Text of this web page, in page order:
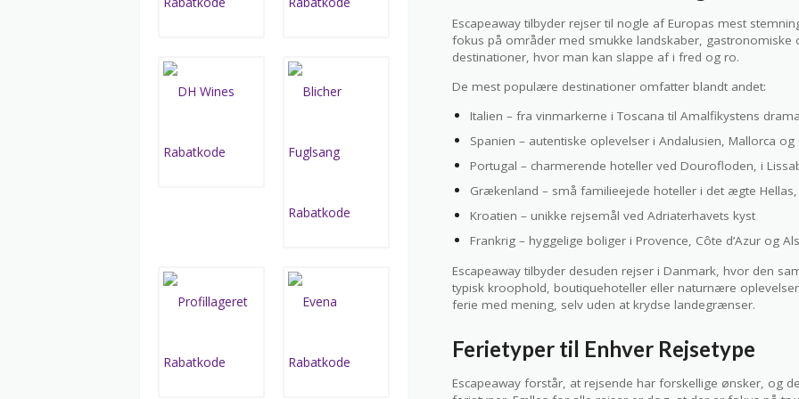
Escapeaway tilbyder rejser til nogle af Europas mest
fokus på områder med smukke landskaber, gastronomiske
destinationer, hvor man kan slappe af i fred og ro.
De mest populære destinationer omfatter blandt andet:
Italien – fra vinmarkerne i Toscana til Amalfikystens
Spanien – autentiske oplevelser i Andalusien, Mallorca og
Portugal – charmerende hoteller ved Dourofloden, i
Grækenland – små familieejede hoteller i det ægte
Kroatien – unikke rejsemål ved Adriaterhavets kyst
Frankrig – hyggelige boliger i Provence, Côte d’Azur og
Escapeaway tilbyder desuden rejser i Danmark, hvor den
typisk kroophold, boutiquehoteller eller naturnære
ferie med mening, selv uden at krydse landegrænser.
Ferietyper til Enhver Rejsetype
Escapeaway forstår, at rejsende har forskellige ønsker, og